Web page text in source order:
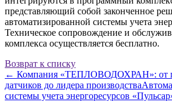
представляющий собой законченное
автоматизированной системы учета
Техническое сопровождение и
комплекса осуществляется бесплатно.
Возврат к списку
← Компания «ТЕПЛОВОДОХРАН»: от
датчиков до лидера производства
системы учета энергоресурсов